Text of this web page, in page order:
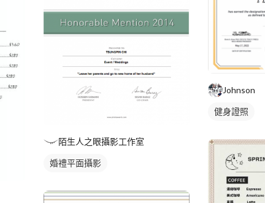
陌生人之眼攝影工作室
婚禮平面攝影
Johnson
健身證照